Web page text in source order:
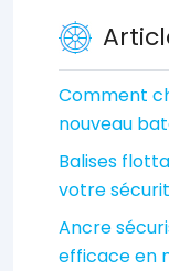
Comment
nouveau
Balises
votre
Ancre
efficace en